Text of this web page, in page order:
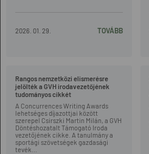
2026. 01. 29. TOVÁBB
Rangos nemzetközi elismerésre
jelölték a GVH irodavezetőjének
tudományos cikkét
A Concurrences Writing Awards
lehetséges díjazottjai között
szerepel Csirszki Martin Milán, a GVH
Döntéshozatalt Támogató Iroda
vezetőjének cikke. A tanulmány a
sportági szövetségek gazdasági
tevék...